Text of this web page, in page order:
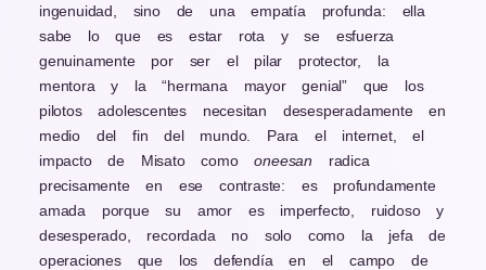
ingenuidad, sino de una empatía profunda: ella
sabe lo que es estar rota y se esfuerza
genuinamente por ser el pilar protector, la
mentora y la “hermana mayor genial” que los
pilotos adolescentes necesitan desesperadamente en
medio del fin del mundo. Para el internet, el
impacto de Misato comooneesan radica
precisamente en ese contraste: es profundamente
amada porque su amor es imperfecto, ruidoso y
desesperado, recordada no solo como la jefa de
operaciones que los defendía en el campo de